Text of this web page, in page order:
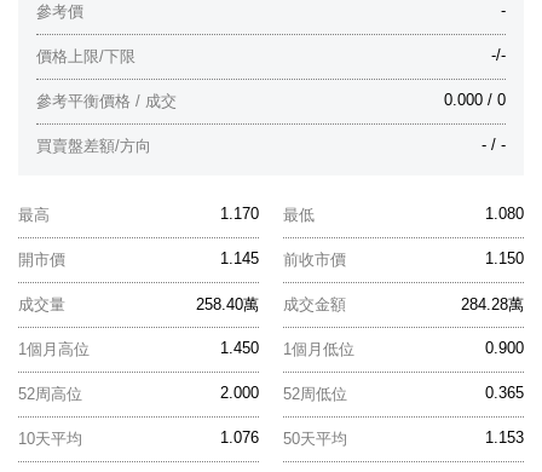
-
參考價
-/-
價格上限/下限
0.000 / 0
參考平衡價格 / 成交
- / -
買賣盤差額/方向
1.170
最高 1.080
最低
1.145
開市價 1.150
前收市價
258.40萬
成交量 284.28萬
成交金額
1.450
1個月高位 0.900
1個月低位
2.000
52周高位 0.365
52周低位
1.076
10天平均 1.153
50天平均